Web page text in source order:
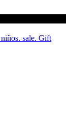
niños. sale. Gift